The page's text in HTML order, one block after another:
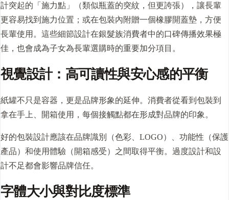
計突起的「施力點」（類似瓶蓋的突紋，但更誇張），讓長輩
更容易找到施力位置；或在包裝內附贈一個橡膠開蓋墊，方便
長輩使用。這些細節設計在銀髮族消費者中的口碑傳播效果極
佳，也會成為子女為長輩選購時的重要加分項目。
視覺設計：高可讀性與安心感的平衡
紙罐不只是容器，更是品牌形象的延伸。消費者從看到包裝到
拿在手上、開箱使用，每個接觸點都在形成對品牌的印象。
好的包裝設計應該在品牌識別（色彩、LOGO）、功能性（保護
產品）和使用體驗（開箱感受）之間取得平衡。過度設計和設
計不足都會影響品牌信任。
字體大小與對比度標準